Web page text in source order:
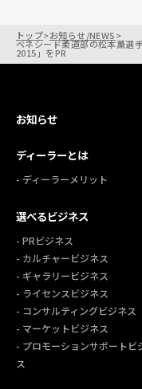
トップ>お知らせ/NEWS>
ベネシード柔道部の松本薫選
2015」をPR
お知らせ
ディーラーとは
- ディーラーメリット
選べるビジネス
- PRビジネス
- カルチャービジネス
- ギャラリービジネス
- ライセンスビジネス
- コンサルティングビジネス
- マーケットビジネス
- プロモーションサポートビ
ス